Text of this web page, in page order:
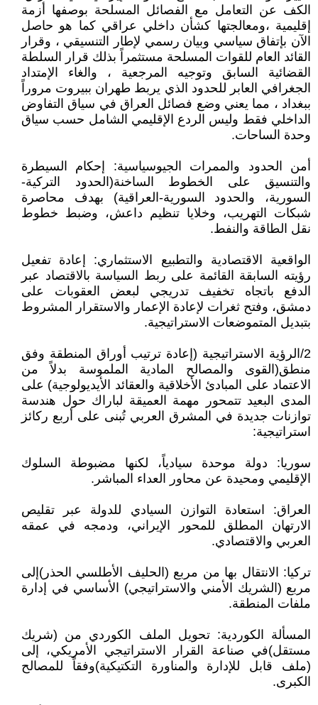
الكف عن التعامل مع الفصائل المسلحة بوصفها أزمة
إقليمية ،ومعالجتها كشأن داخلي عراقي كما هو حاصل
الآن بإتفاق سياسي وبيان رسمي لإطار التنسيقي ، وقرار
القائد العام للقوات المسلحة مستثمراً بذلك قرار السلطة
القضائية السابق وتوجيه المرجعية ، والغاء الإمتداد
الجغرافي العابر للحدود الذي يربط طهران ببيروت مروراً
ببغداد ، مما يعني وضع فصائل العراق في سياق التفاوض
الداخلي فقط وليس الردع الإقليمي الشامل حسب سياق
وحدة الساحات.
أمن الحدود والممرات الجيوسياسية: إحكام السيطرة
والتنسيق على الخطوط الساخنة(الحدود التركية-
السورية، والحدود السورية-العراقية) بهدف محاصرة
شبكات التهريب، وخلايا تنظيم داعش، وضبط خطوط
نقل الطاقة والنفط.
الواقعية الاقتصادية والتطبيع الاستثماري: إعادة تفعيل
رؤيته السابقة القائمة على ربط السياسة بالاقتصاد عبر
الدفع باتجاه تخفيف تدريجي لبعض العقوبات على
دمشق، وفتح ثغرات لإعادة الإعمار والاستقرار المشروط
بتبديل المتموضعات الاستراتيجية.
2/الرؤية الاستراتيجية (إعادة ترتيب أوراق المنطقة وفق
منطق(القوى والمصالح المادية الملموسة بدلاً من
الاعتماد على المبادئ الأخلاقية والعقائد الأيديولوجية) على
المدى البعيد تتمحور مهمة العميقة لباراك حول هندسة
توازنات جديدة في المشرق العربي تُبنى على أربع ركائز
استراتيجية:
سوريا: دولة موحدة سيادياً، لكنها مضبوطة السلوك
الإقليمي ومحيدة عن محاور العداء المباشر.
العراق: استعادة التوازن السيادي للدولة عبر تقليص
الارتهان المطلق للمحور الإيراني، ودمجه في عمقه
العربي والاقتصادي.
تركيا: الانتقال بها من مربع (الحليف الأطلسي الحذر)إلى
مربع (الشريك الأمني والاستراتيجي) الأساسي في إدارة
ملفات المنطقة.
المسألة الكوردية: تحويل الملف الكوردي من (شريك
مستقل)في صناعة القرار الاستراتيجي الأمريكي، إلى
(ملف قابل للإدارة والمناورة التكتيكية)وفقاً للمصالح
الكبرى.